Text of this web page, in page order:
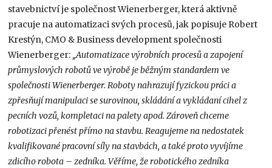
stavebnictví je společnost Wienerberger, která aktivně
pracuje na automatizaci svých procesů, jak popisuje Robert
Krestýn, CMO & Business development společnosti
Wienerberger: „Automatizace výrobních procesů a zapojení
průmyslových robotů ve výrobě je běžným standardem ve
společnosti Wienerberger. Roboty nahrazují fyzickou práci a
zpřesňují manipulaci se surovinou, skládání a vykládaní cihel z
pecních vozů, kompletaci na palety apod. Zároveň chceme
robotizaci přenést přímo na stavbu. Reagujeme na nedostatek
kvalifikované pracovní síly na stavbách, a také proto vyvíjíme
zdicího robota – zedníka. Věříme, že robotického zedníka